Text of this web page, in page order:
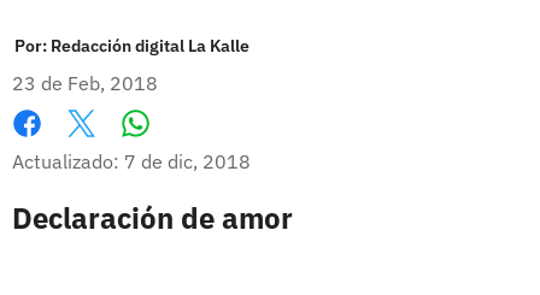
Por: Redacción digital La Kalle
23 de Feb, 2018
Facebook
X
Actualizado: 7 de dic, 2018
Declaración de amor